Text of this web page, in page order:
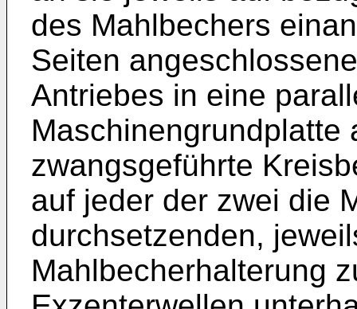
des Mahlbechers
Seiten
Antriebes in eine
Maschinengrundplatte
zwangsgeführte
auf jeder der zwei die
durchsetzenden,
Mahlbecherhalterung